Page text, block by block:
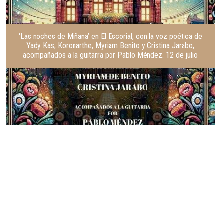
‘Las noches de Miñana’ en El Escorial, con la voz poética de
Yady Kas, Koronarthe, Myriam Benito y Cristina Jarabo,
acompañados a la guitarra por Pablo Méndez. 12 de julio